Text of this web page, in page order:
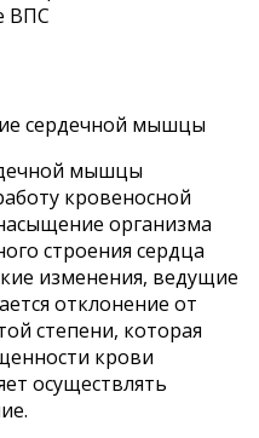
мышцы
кровеносной
организма
строения сердца
изменения, ведущие
отклонение от
степени, которая
крови
осуществлять